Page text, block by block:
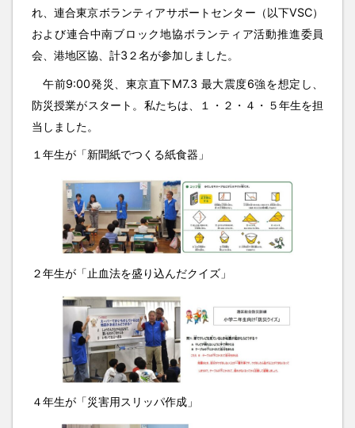
れ、連合東京ボランティアサポートセンター（以下VSC）
および連合中南ブロック地協ボランティア活動推進委員
会、港地区協、計3２名が参加しました。
午前9:00発災、東京直下M7.3 最大震度6強を想定し、
防災授業がスタート。私たちは、１・２・４・５年生を担
当しました。
１年生が「新聞紙でつくる紙食器」
２年生が「止血法を盛り込んだクイズ」
４年生が「災害用スリッパ作成」